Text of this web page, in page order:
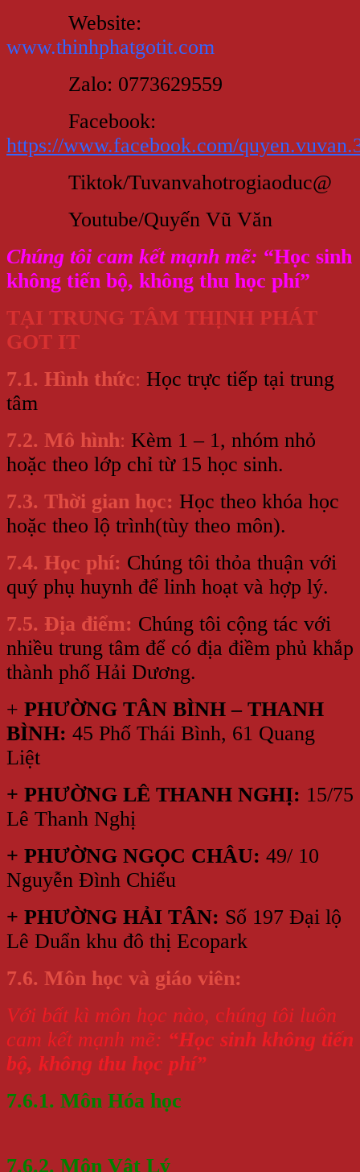
Website:
www.thinhphatgotit.com
Zalo: 0773629559
Facebook:
https://www.facebook.com/
Tiktok/Tuvanvahotrogiaoduc@
Youtube/Quyến Vũ Văn
Chúng tôi cam kết mạnh mẽ: “Học sinh
không tiến bộ, không thu học phí”
TẠI TRUNG TÂM THỊNH PHÁT
GOT IT
7.1. Hình thức: Học trực tiếp tại trung
tâm
7.2. Mô hình: Kèm 1 – 1, nhóm nhỏ
hoặc theo lớp chỉ từ 15 học sinh.
7.3. Thời gian học: Học theo khóa học
hoặc theo lộ trình(tùy theo môn).
7.4. Học phí: Chúng tôi thỏa thuận với
quý phụ huynh để linh hoạt và hợp lý.
7.5. Địa điểm: Chúng tôi cộng tác với
nhiều trung tâm để có địa điềm phủ khắp
thành phố Hải Dương.
+ PHƯỜNG TÂN BÌNH – THANH
BÌNH: 45 Phố Thái Bình, 61 Quang
Liệt
+ PHƯỜNG LÊ THANH NGHỊ: 15/75
Lê Thanh Nghị
+ PHƯỜNG NGỌC CHÂU: 49/ 10
Nguyễn Đình Chiểu
+ PHƯỜNG HẢI TÂN: Số 197 Đại lộ
Lê Duẩn khu đô thị Ecopark
7.6. Môn học và giáo viên:
Với bất kì môn học nào, chúng tôi luôn
cam kết mạnh mẽ: “Học sinh không tiến
bộ, không thu học phí”
7.6.1. Môn Hóa học
7.6.2. Môn Vật Lý